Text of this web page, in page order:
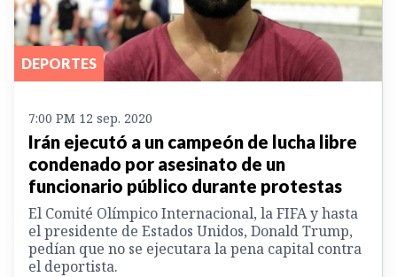
DEPORTES
7:00 PM 12 sep. 2020
Irán ejecutó a un campeón de lucha libre
condenado por asesinato de un
funcionario público durante protestas
El Comité Olímpico Internacional, la FIFA y hasta
el presidente de Estados Unidos, Donald Trump,
pedían que no se ejecutara la pena capital contra
el deportista.